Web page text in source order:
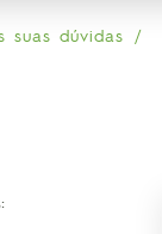
suas dúvidas